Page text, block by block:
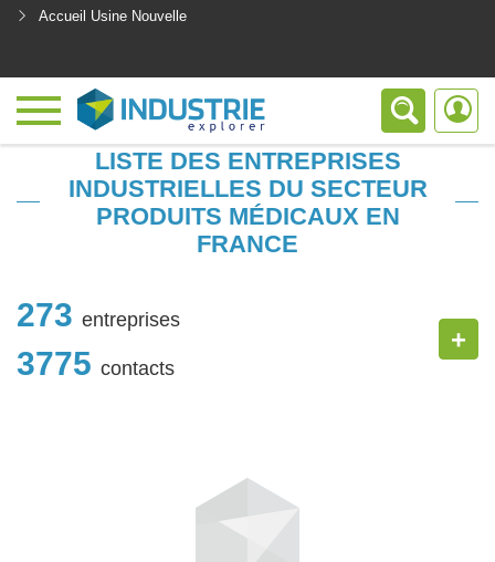
Accueil Usine Nouvelle
LISTE DES ENTREPRISES
INDUSTRIELLES DU SECTEUR
PRODUITS MÉDICAUX EN
FRANCE
273 entreprises
3775 contacts
+